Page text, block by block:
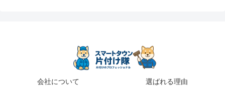
会社について
選ばれる理由